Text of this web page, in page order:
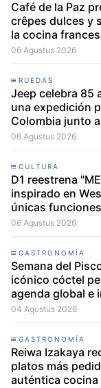
Café de la Paz
crêpes dulces y
la cocina
06 Agustus 2026
RUEDAS
Jeep celebra 85
una expedición
Colombia junto
06 Agustus 2026
CULTURA
D1 reestrena
inspirado en
únicas
06 Agustus 2026
GASTRONOMÍA
Semana del
icónico cóctel
agenda global e
el mundo a
04 Agustus 2026
GASTRONOMÍA
Reiwa Izakaya
platos más
auténtica cocina